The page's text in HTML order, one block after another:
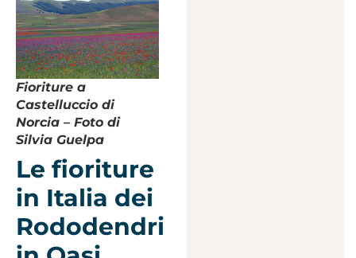
Fioriture a
Castelluccio di
Norcia – Foto di
Silvia Guelpa
Le fioriture
in Italia dei
Rododendri